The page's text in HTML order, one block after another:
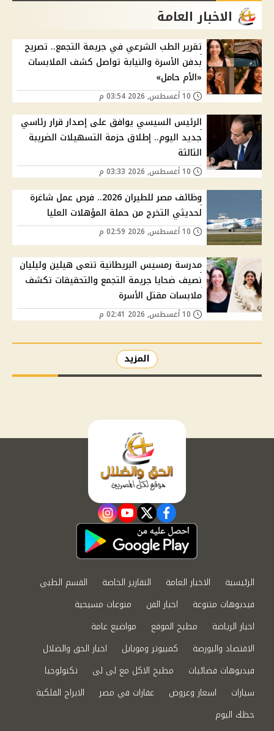
الاخبار العامة
تقرير الطب الشرعي في جريمة التجمع.. تصريح
بدفن الأسرة والنيابة تواصل كشف الملابسات
«الأم حامل»
الرئيس السيسي يوافق على إصدار قرار رئاسي
جديد اليوم.. إطلاق حزمة التسهيلات الضريبة
الثالثة
وظائف مصر للطيران 2026.. فرص عمل شاغرة
لحديثي التخرج من حملة المؤهلات العليا
مدرسة رمسيس البريطانية تنعى هيلين وليليان
نصيف ضحايا جريمة التجمع والتحقيقات تكشف
ملابسات مقتل الأسرة
المزيد
facebook
twitter
youtube
instagram
الرئيسية الاخبار العامة التقارير الخاصة
القسم الطبي
فيديوهات متنوعة
اخبار الفن
منوعات مسيحية
اخبار الرياضة
مطبخ الموقع
مواضيع عامة
الاقتصاد والبورصة
كمبيوتر وموبايل
اخبار الحق والضلال
فيديوهات فضائيات
مطبخ الاكل مع لى لى
تكنولوجيا
سيارات
اسعار وعروض عقارات في مصر
الابراج الفلكية
حظك اليوم